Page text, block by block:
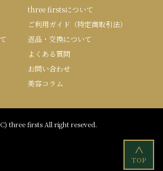
three firstsについて
ご利用ガイド（特定商取引法）
返品・交換について
よくある質問
お問い合わせ
美容コラム
three firsts All right reseved.
<
TOP